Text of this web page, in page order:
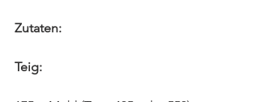
Zutaten:
Teig: